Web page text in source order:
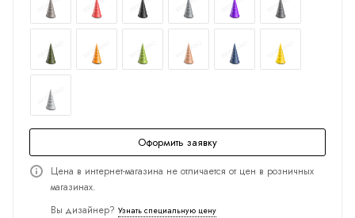
Оформить заявку
Цена в интернет-магазина не отличается от цен в розничных
магазинах.
Вы дизайнер? Узнать специальную цену